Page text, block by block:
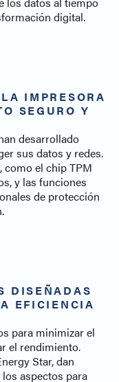
digital.
IMPRESORA
SEGURO Y
desarrollado
sus datos y redes.
el chip TPM
y las funciones
de protección
DISEÑADAS
EFICIENCIA
para minimizar el
el rendimiento.
Star, dan
aspectos para